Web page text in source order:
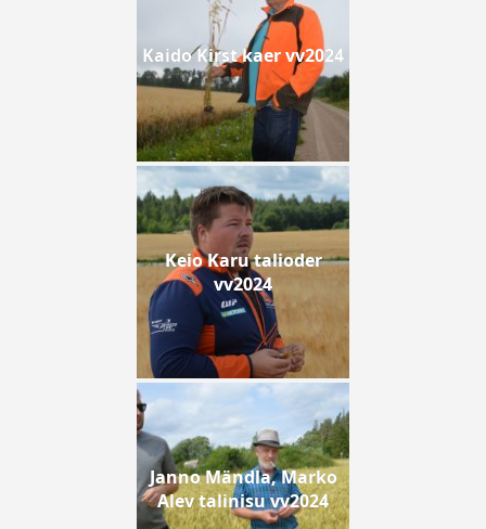
Kaido Kirst kaer vv2024
Keio Karu talioder
vv2024
Janno Mändla, Marko
Alev talinisu vv2024